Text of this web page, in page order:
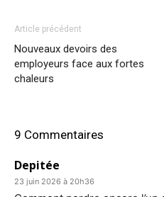
Article précédent
Nouveaux devoirs des
employeurs face aux fortes
chaleurs
9 Commentaires
Depitée
23 juin 2026 à 20h36